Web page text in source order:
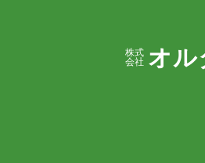
株式
会社 オル
Eclipse
ール
Eclipse IDE
ていたので